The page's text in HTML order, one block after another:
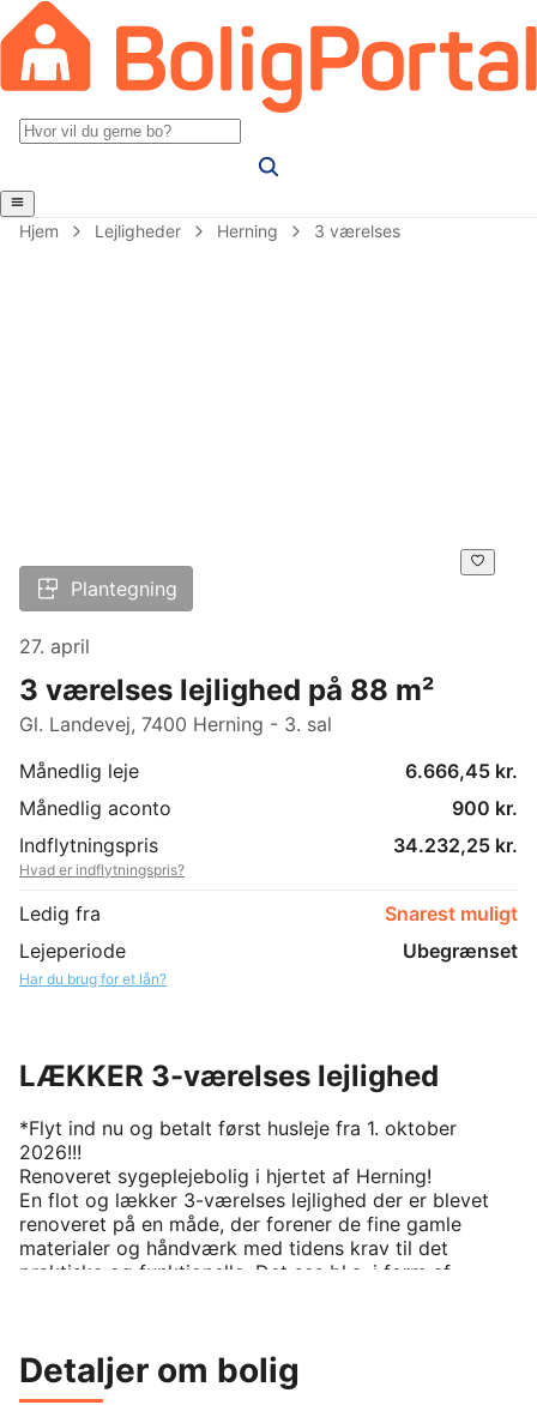
Hjem Lejligheder Herning 3 værelses
Plantegning
27. april
3 værelses lejlighed på 88 m²
Gl. Landevej, 7400 Herning - 3. sal
Månedlig leje
6.666,45 kr.
Månedlig aconto
900 kr.
Indflytningspris
34.232,25 kr.
Hvad er indflytningspris?
Ledig fra
Snarest muligt
Lejeperiode
Ubegrænset
Har du brug for et lån?
LÆKKER 3-værelses lejlighed
*Flyt ind nu og betalt først husleje fra 1. oktober
2026!!!
Renoveret sygeplejebolig i hjertet af Herning!
En flot og lækker 3-værelses lejlighed der er blevet
renoveret på en måde, der forener de fine gamle
materialer og håndværk med tidens krav til det
praktiske og funktionelle. Det ses bl.a. i form af
forefindes – således der i disse lejligheder er
kombineret bad og brus. I køkkenet er der både
Detaljer om bolig